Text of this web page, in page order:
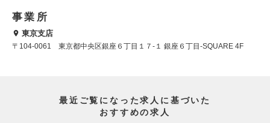
事業所
東京支店
〒104-0061 東京都中央区銀座６丁目１７-１ 銀座６丁目-SQUARE 4F
最近ご覧になった求人に基づいた
おすすめの求人